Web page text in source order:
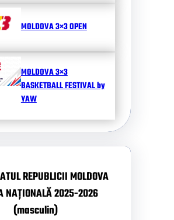
MOLDOVA 3×3 OPEN
MOLDOVA 3×3
BASKETBALL FESTIVAL by
YAW
REPUBLICII MOLDOVA
NAȚIONALĂ 2025-2026
(masculin)